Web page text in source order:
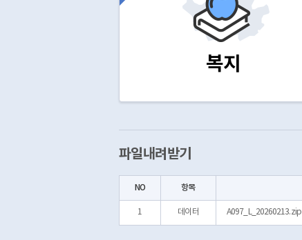
복지
파일내려받기
NO 항목
1 데이터 A097_L_20260213.zip